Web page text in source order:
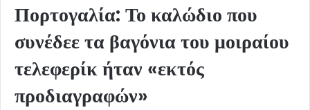
Πορτογαλία: Το καλώδιο που
συνέδεε τα βαγόνια του μοιραίου
τελεφερίκ ήταν «εκτός
προδιαγραφών»